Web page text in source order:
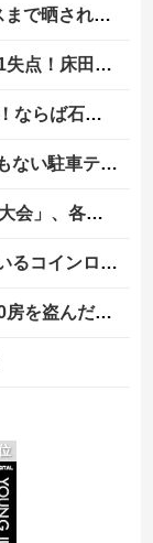
るｗｗｗｗｗ
鯉党に絶賛される！
ケジメをつけろ」
引きさせるｗｗｗｗｗｗ他
購入した人達がSNS阿鼻叫喚
て中を確認してみると……
果ｗｗｗｗｗｗｗｗ
山上君が犯人だとまだ思っておら...
トで販売していた模様